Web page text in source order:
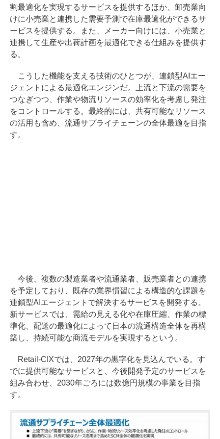
割最適化を実現するサービスを提供するほか、卸売業向
けに小売業と連携した需要予測で在庫最適化ができるサ
ービスを提供する。また、メーカー向けには、小売業と
連携して生産や出荷計画を最適化できる仕組みを提供す
る。
こうした機能を支える技術のひとつが、連鎖型AIエー
ジェントによる最適化エンジンだ。上流と下流の需要を
つなぎつつ、作業や物流リソースの効率化を考慮し発注
をコントロールする。最終的には、共有可能なリソース
の活用も含め、流通サプライチェーンの全体最適を目指
す。
今後、複数の製造業者や流通業者、販売業者との連携
を予定しており、既存の業界慣習による構造的な課題を
連鎖型AIエージェントで解決するサービスを開発する。
新サービスでは、需給の見える化や在庫圧縮、作業の標
準化、配送の最適化によって日本の流通構造全体を再構
築し、持続可能な商流モデルを実現するという。
Retail-CIXでは、2027年の黒字化を見込んでいる。す
でに提供可能なサービスと、今後開発予定のサービスを
組み合わせ、2030年ごろには数億円規模の事業を目指
す。